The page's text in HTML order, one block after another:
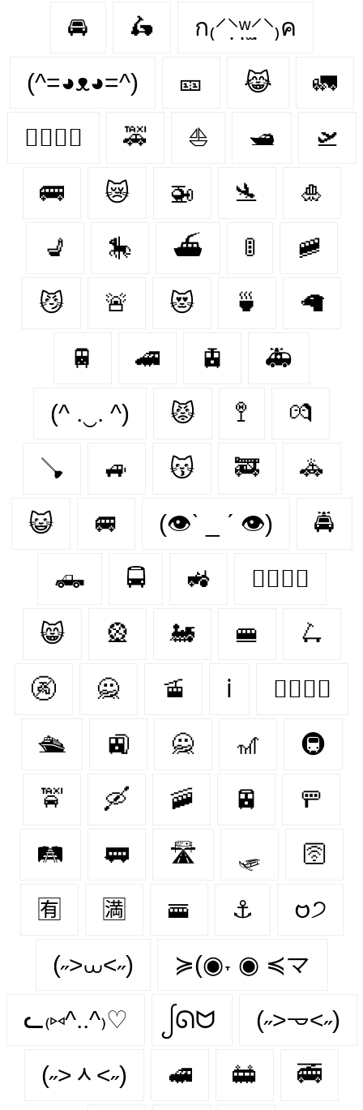
🚘 🛵 ก₍⸍⸌̣ʷ̣̫⸍̣⸌₎ค
(^=◕ᴥ◕=^) 🎫 😹 🚛
👩‍❤️‍💋‍👩 🚕 ⛵ 🛥 🛫
🚌 😿 🚁 🛬 🎍
💺 🎠 ⛴ 🚦 🚞
😼 🚨 😻 🍵 🦙
🚆 🚄 🚊 🚑
(^ .‿. ^) 😾 🚏 💏
🪠 🚙 😽 🚒 🚓
😺 🚐 (👁ˋ _ ˊ 👁) 🚔
🛻 🚍 🚜 👨‍❤️‍💋‍👨
😸 🎡 🚂 🚝 🛴
🚱 🙅 🚡 ℹ 👩‍❤️‍💋‍👨
🛳 🚉 🙅‍ 🎢 🚇
🚖 🛶 🚠 🚈 🚥
🛤 🚃 🛣 🛷 🛜
🈶 🈵 🚟 ⚓️ 𑄝੭
(˶>⩊<˶) ≽(◉˕ ◉ ≼マ
ᓚ₍⑅^..^₎♡ ᩭᘏᗢ (˶˃𐃷˂˶)
(˶˃ᆺ˂˶) 🚅 🚋 🚎